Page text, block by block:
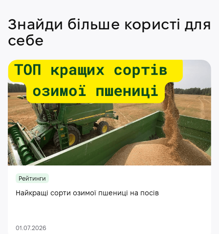
Знайди більше користі для
себе
Рейтинги
Найкращі сорти озимої пшениці на посів
01.07.2026